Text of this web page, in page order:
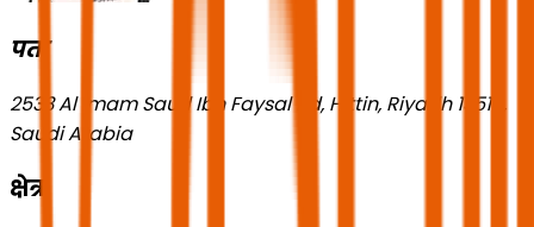
पता
2533 Al Imam Saud Ibn Faysal Rd, Hittin, Riyadh 13518,
Saudi Arabia
क्षेत्र